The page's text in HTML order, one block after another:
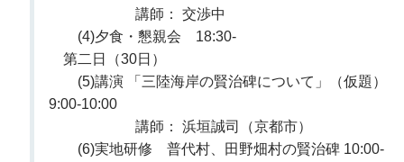
講師： 交渉中
(4)夕食・懇親会 18:30-
第二日（30日）
(5)講演 「三陸海岸の賢治碑について」（仮題）
9:00-10:00
講師： 浜垣誠司（京都市）
(6)実地研修 普代村、田野畑村の賢治碑 10:00-